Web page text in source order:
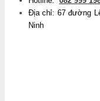
Địa chỉ: 67 đường
Ninh